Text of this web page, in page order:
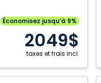
Économisez jusqu’à 9%
2049$
taxes et frais incl.